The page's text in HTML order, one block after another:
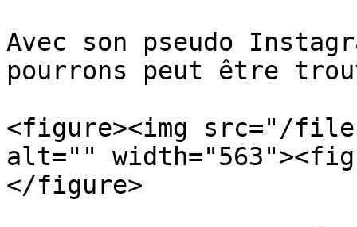
Avec son pseudo
pourrons peut être
<figure><img src="/files/
alt=""
</figure>